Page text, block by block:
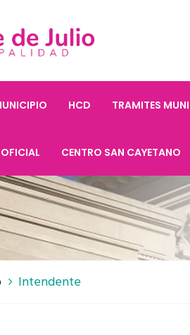
HCD TRAMITES
CENTRO SAN CAYETANO
Intendente